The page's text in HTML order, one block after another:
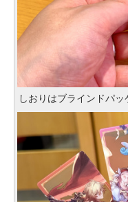
しおりはブラインドパ